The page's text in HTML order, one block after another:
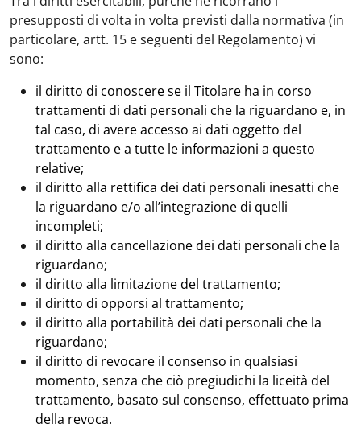
presupposti di volta in volta previsti dalla normativa (in
particolare, artt. 15 e seguenti del Regolamento) vi
sono:
il diritto di conoscere se il Titolare ha in corso
trattamenti di dati personali che la riguardano e, in
tal caso, di avere accesso ai dati oggetto del
trattamento e a tutte le informazioni a questo
relative;
il diritto alla rettifica dei dati personali inesatti che
la riguardano e/o all’integrazione di quelli
incompleti;
il diritto alla cancellazione dei dati personali che la
riguardano;
il diritto alla limitazione del trattamento;
il diritto di opporsi al trattamento;
il diritto alla portabilità dei dati personali che la
riguardano;
il diritto di revocare il consenso in qualsiasi
momento, senza che ciò pregiudichi la liceità del
trattamento, basato sul consenso, effettuato prima
della revoca.